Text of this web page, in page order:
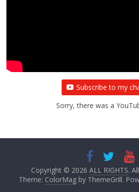
Subscribe to my
Sorry, there was a
Copyright © 2026 ALL RIGHTS.
Theme: ColorMagby ThemeGrill.